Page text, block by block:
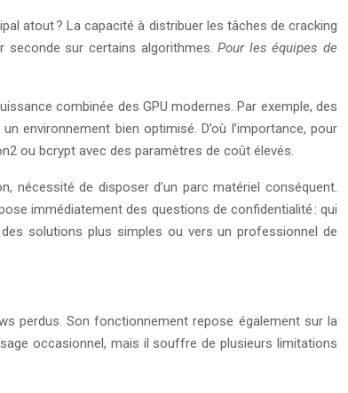
atout ? La capacité à distribuer les tâches de cracking
seconde sur certains algorithmes.Pour les équipes de
combinée des GPU modernes. Par exemple, des
environnement bien optimisé. D’où l’importance, pour
ou bcrypt avec des paramètres de coût élevés.
nécessité de disposer d’un parc matériel conséquent.
immédiatement des questions de confidentialité : qui
solutions plus simples ou vers un professionnel de
perdus. Son fonctionnement repose également sur la
occasionnel, mais il souffre de plusieurs limitations